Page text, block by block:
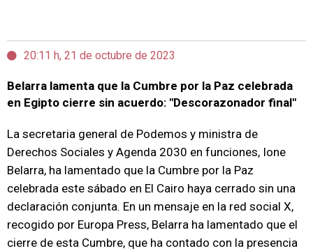
20:11 h, 21 de octubre de 2023
Belarra lamenta que la Cumbre por la Paz celebrada
en Egipto cierre sin acuerdo: "Descorazonador final"
La secretaria general de Podemos y ministra de
Derechos Sociales y Agenda 2030 en funciones, Ione
Belarra, ha lamentado que la Cumbre por la Paz
celebrada este sábado en El Cairo haya cerrado sin una
declaración conjunta. En un mensaje en la red social X,
recogido por Europa Press, Belarra ha lamentado que el
cierre de esta Cumbre, que ha contado con la presencia